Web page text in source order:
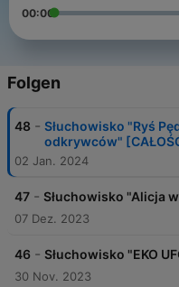
00:00
Folgen
48 - Słuchowisko "Ryś
odkrywców"
02 Jan. 2024
47 - Słuchowisko "Alicja
07 Dez. 2023
46 - Słuchowisko "EKO
30 Nov. 2023